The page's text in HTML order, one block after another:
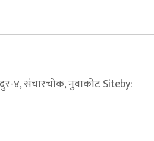
४, संचारचोक, नुवाकोट Siteby: